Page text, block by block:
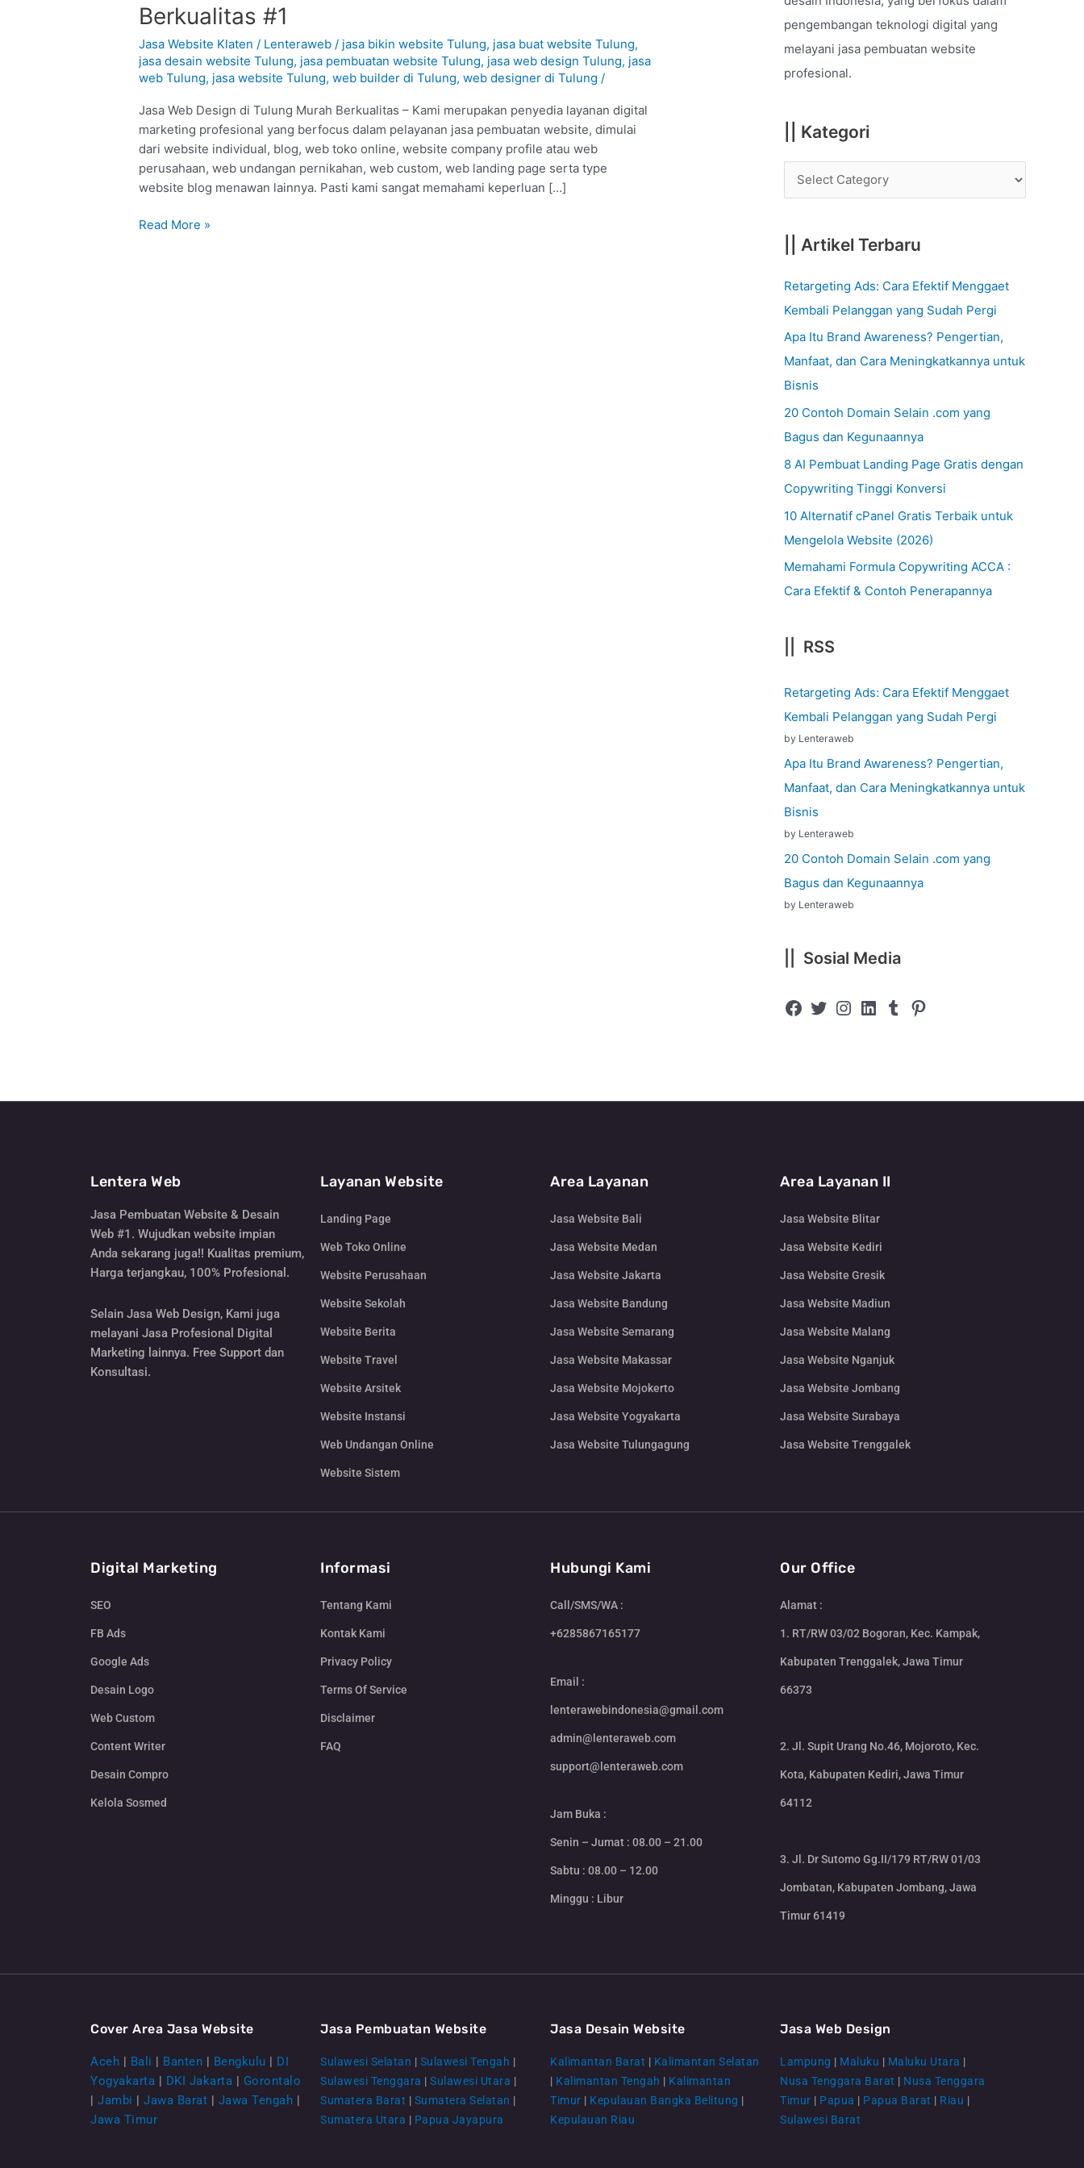
Berkualitas #1
Jasa Website Klaten / Lenteraweb/ jasa bikin website Tulung, jasa buat website Tulung,
jasa desain website Tulung, jasa pembuatan website Tulung, jasa web design Tulung, jasa
web Tulung, jasa website Tulung,web builder di Tulung,web designer di Tulung /
Jasa Web Design di Tulung Murah Berkualitas – Kami merupakan penyedia layanan digital
marketing profesional yang berfocus dalam pelayanan jasa pembuatan website, dimulai
dari website individual, blog, web toko online, website company profile atau web
perusahaan, web undangan pernikahan, web custom, web landing page serta type
website blog menawan lainnya. Pasti kami sangat memahami keperluan […]
Design
di
Tulung
–
:
Murah
Berkualitas
#1
Read More »
o
r
:
pengembangan teknologi digital yang
melayani jasa pembuatan website
profesional.
|| Kategori
|| Artikel Terbaru
Retargeting Ads: Cara Efektif Menggaet
Kembali Pelanggan yang Sudah Pergi
Apa Itu Brand Awareness? Pengertian,
Manfaat, dan Cara Meningkatkannya untuk
Bisnis
20 Contoh Domain Selain .com yang
Bagus dan Kegunaannya
8 AI Pembuat Landing Page Gratis dengan
Copywriting Tinggi Konversi
10 Alternatif cPanel Gratis Terbaik untuk
Mengelola Website (2026)
Memahami Formula Copywriting ACCA :
Cara Efektif & Contoh Penerapannya
|| RSS
Retargeting Ads: Cara Efektif Menggaet
Kembali Pelanggan yang Sudah Pergi
by Lenteraweb
Apa Itu Brand Awareness? Pengertian,
Manfaat, dan Cara Meningkatkannya untuk
Bisnis
by Lenteraweb
20 Contoh Domain Selain .com yang
Bagus dan Kegunaannya
by Lenteraweb
|| Sosial Media
Lentera Web
Jasa Pembuatan Website & Desain
Web #1. Wujudkan website impian
Anda sekarang juga!! Kualitas premium,
Harga terjangkau, 100% Profesional.
Selain Jasa Web Design, Kami juga
melayani Jasa Profesional Digital
Marketing lainnya. Free Support dan
Konsultasi.
Layanan Website
Landing Page
Web Toko Online
Website Perusahaan
Website Sekolah
Website Berita
Website Travel
Website Arsitek
Website Instansi
Web Undangan Online
Website Sistem
Area Layanan
Jasa Website Bali
Jasa Website Medan
Jasa Website Jakarta
Jasa Website Bandung
Jasa Website Semarang
Jasa Website Makassar
Jasa Website Mojokerto
Jasa Website Yogyakarta
Jasa Website Tulungagung
Area Layanan II
Jasa Website Blitar
Jasa Website Kediri
Jasa Website Gresik
Jasa Website Madiun
Jasa Website Malang
Jasa Website Nganjuk
Jasa Website Jombang
Jasa Website Surabaya
Jasa Website Trenggalek
Digital Marketing
SEO
FB Ads
Google Ads
Desain Logo
Web Custom
Content Writer
Desain Compro
Kelola Sosmed
Informasi
Tentang Kami
Kontak Kami
Privacy Policy
Terms Of Service
Disclaimer
FAQ
Hubungi Kami
Call/SMS/WA :
+6285867165177
Email :
lenterawebindonesia@gmail.com
admin@lenteraweb.com
support@lenteraweb.com
Jam Buka :
Senin – Jumat : 08.00 – 21.00
Sabtu : 08.00 – 12.00
Minggu : Libur
Our Office
Alamat :
1. RT/RW 03/02 Bogoran, Kec. Kampak,
Kabupaten Trenggalek, Jawa Timur
66373
2. Jl. Supit Urang No.46, Mojoroto, Kec.
Kota, Kabupaten Kediri, Jawa Timur
64112
3. Jl. Dr Sutomo Gg.II/179 RT/RW 01/03
Jombatan, Kabupaten Jombang, Jawa
Timur 61419
Cover Area Jasa Website
Aceh | Bali | Banten | Bengkulu | DI
Yogyakarta | DKI Jakarta | Gorontalo
| Jambi | Jawa Barat | Jawa Tengah |
Jawa Timur
Jasa Pembuatan Website
Sulawesi Selatan | Sulawesi Tengah |
Sulawesi Tenggara | Sulawesi Utara |
Sumatera Barat | Sumatera Selatan |
Sumatera Utara | Papua Jayapura
Jasa Desain Website
Kalimantan Barat | Kalimantan Selatan
| Kalimantan Tengah | Kalimantan
Timur | Kepulauan Bangka Belitung |
Kepulauan Riau
Jasa Web Design
Lampung | Maluku | Maluku Utara |
Nusa Tenggara Barat | Nusa Tenggara
Timur | Papua | Papua Barat | Riau |
Sulawesi Barat